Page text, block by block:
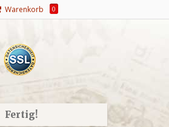
Warenkorb 0
Fertig!